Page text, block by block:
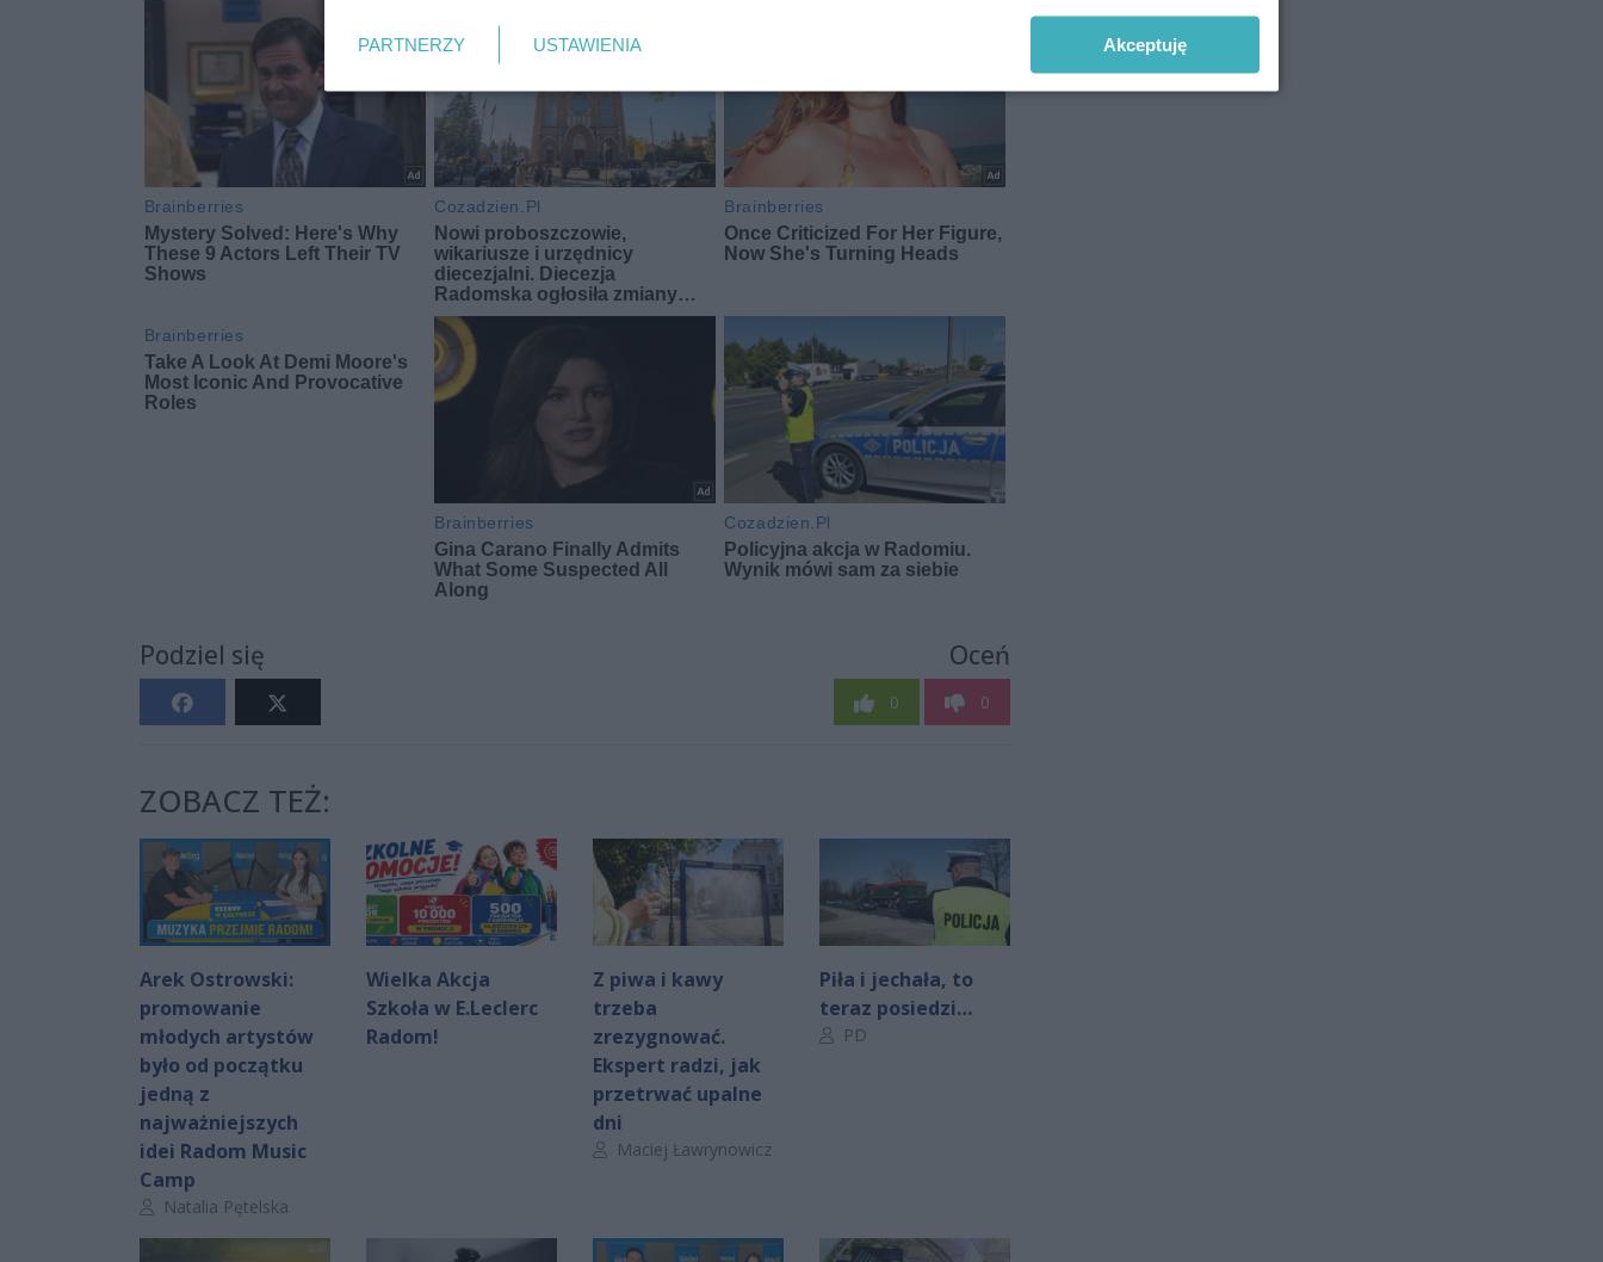
Podziel się Oceń
0 0
ZOBACZ TEŻ:
Arek Ostrowski:
promowanie
młodych artystów
było od początku
jedną z
najważniejszych
idei Radom Music
Camp
Autor artykułu:
Natalia Pętelska
Wielka Akcja
Szkoła w E.Leclerc
Radom!
Z piwa i kawy
trzeba
zrezygnować.
Ekspert radzi, jak
przetrwać upalne
dni
Autor artykułu:
Maciej Ławrynowicz
Piła i jechała, to
teraz posiedzi…
Autor artykułu:
PD
PARTNERZY USTAWIENIA Akceptuję